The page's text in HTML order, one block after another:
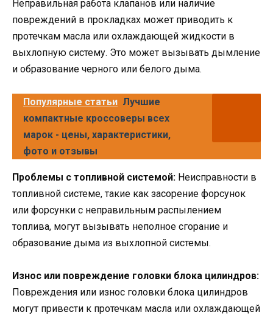
Неправильная работа клапанов или наличие
повреждений в прокладках может приводить к
протечкам масла или охлаждающей жидкости в
выхлопную систему. Это может вызывать дымление
и образование черного или белого дыма.
Популярные статьи Лучшие
компактные кроссоверы всех
марок - цены, характеристики,
фото и отзывы
Проблемы с топливной системой: Неисправности в
топливной системе, такие как засорение форсунок
или форсунки с неправильным распылением
топлива, могут вызывать неполное сгорание и
образование дыма из выхлопной системы.
Износ или повреждение головки блока цилиндров:
Повреждения или износ головки блока цилиндров
могут привести к протечкам масла или охлаждающей